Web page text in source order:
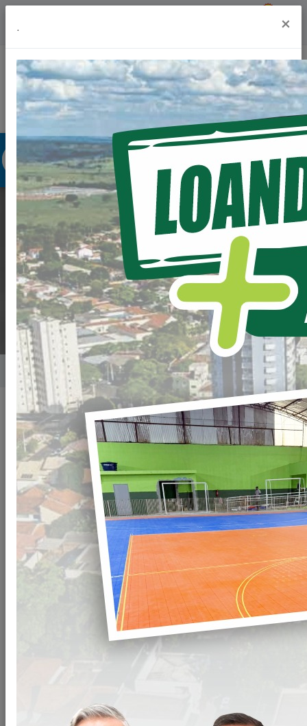
OBRAS DE
SANEAMENTO
BÁSICO
Home Notícias
Publicado em: 26/07/2022 08:02
Compartilhar WHATSAPP
. ×